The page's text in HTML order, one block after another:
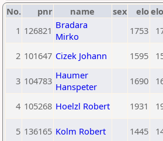
No. pnr name sex elo
1 126821 Bradara
Mirko
1753
2 101647 Cizek Johann 1595
3 104783 Haumer
Hanspeter
1690
4 105268 Hoelzl Robert 1931
5 136165 Kolm Robert 1445